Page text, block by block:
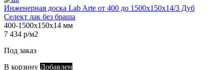
Инженерная доска Lab Arte от 400 до 1500х150х14/3 Дуб
Селект лак без браша
400-1500х150х14 мм
7 434 р/м2
Под заказ
В корзину Добавлен